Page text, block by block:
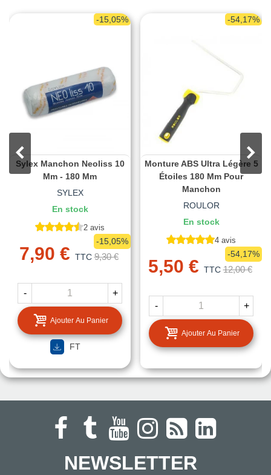
-15,05%
Sylex Manchon Neoliss 10
Mm - 180 Mm
SYLEX
En stock
2 avis
7,90 € TTC 9,30 €
-15,05%
- +
Ajouter Au Panier
FT
-54,17%
Monture ABS Ultra Légère 5
Étoiles 180 Mm Pour
Manchon
ROULOR
En stock
4 avis
5,50 € TTC 12,00 €
-54,17%
- +
Ajouter Au Panier
NEWSLETTER